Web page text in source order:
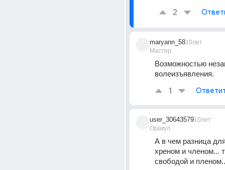
2
maryann_58
Мастер
10лет
Возможностью
волеизъявления.
1
user_30643579
Оракул
10лет
А в чем разница
хреном и членом...
свободой и